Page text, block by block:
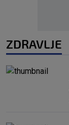
ZDRAVLJE